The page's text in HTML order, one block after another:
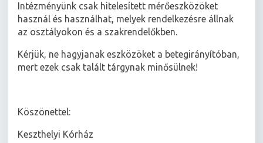
Intézményünk csak hitelesített mérőeszközöket
használ és használhat, melyek rendelkezésre állnak
az osztályokon és a szakrendelőkben.
Kérjük, ne hagyjanak eszközöket a betegirányítóban,
mert ezek csak talált tárgynak minősülnek!
Köszönettel:
Keszthelyi Kórház